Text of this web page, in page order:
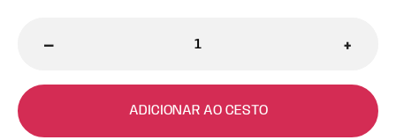
- +
ADICIONAR AO CESTO